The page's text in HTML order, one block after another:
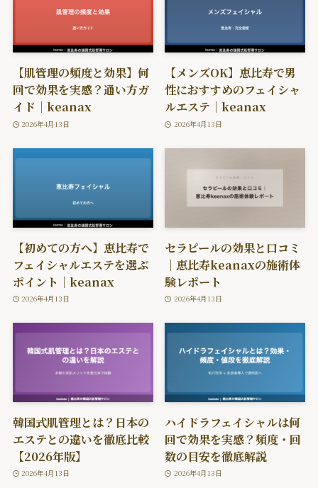
【肌管理の頻度と効果】何
回で効果を実感？通い方ガ
イド｜keanax
2026年4月13日
【メンズOK】恵比寿で男
性におすすめのフェイシャ
ルエステ｜keanax
2026年4月13日
【初めての方へ】恵比寿で
フェイシャルエステを選ぶ
ポイント｜keanax
2026年4月13日
セラピールの効果と口コミ
｜恵比寿keanaxの施術体
験レポート
2026年4月13日
韓国式肌管理とは？日本の
エステとの違いを徹底比較
【2026年版】
2026年4月13日
ハイドラフェイシャルは何
回で効果を実感？頻度・回
数の目安を徹底解説
2026年4月13日